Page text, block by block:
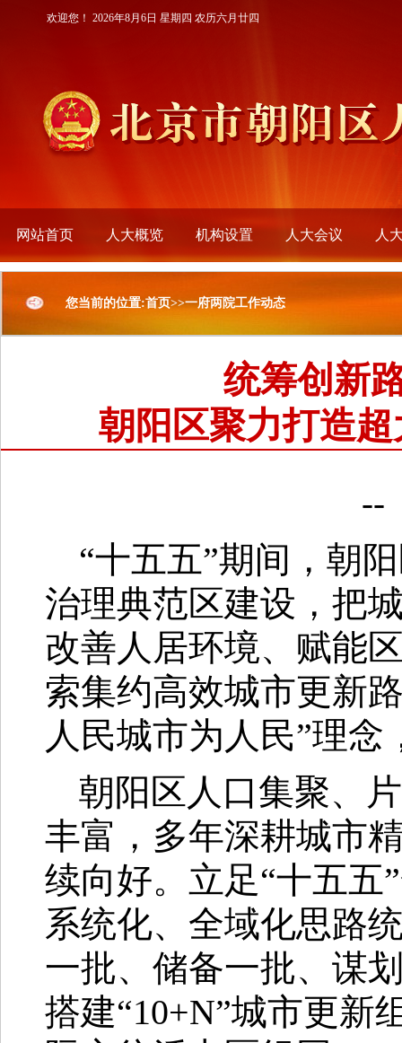
欢迎您！ 2026年8月6日 星期四 农历六月廿四
网站首页 人大概览 机构设置 人大会议 人
您当前的位置:首页>>一府两院工作动态
统筹创新
朝阳区聚力打造
--
“十五五”期间，朝
治理典范区建设，把
改善人居环境、赋能
索集约高效城市更新
人民城市为人民”理
朝阳区人口集聚、
丰富，多年深耕城市
续向好。立足“十五五
系统化、全域化思路
一批、储备一批、谋
搭建“10+N”城市更新